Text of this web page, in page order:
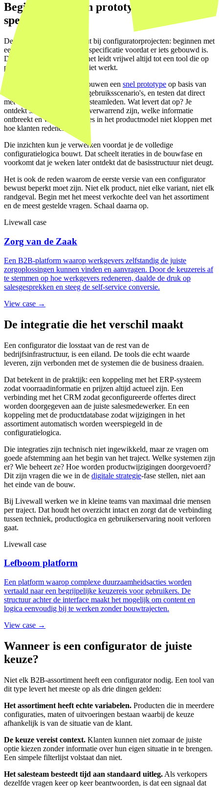
Beginnen met een prototype, niet met een
spec
De meest voorkomende fout bij configuratorprojecten: beginnen met
een uitgebreide functionele specificatie voordat er iets gebouwd is.
Dat lijkt voorzichtig, maar het leidt vrijwel altijd tot een tool die op
papier klopt en in gebruik niet werkt.
Wij beginnen anders. We bouwen een snel prototype op basis van
drie of vier representatieve gebruiksscenario's, en testen dat direct
met echte gebruikers of salesteamleden. Wat levert dat op? Je
ontdekt snel welke stappen verwarrend zijn, welke informatie
ontbreekt en welke aannames in het productmodel niet kloppen met
hoe klanten redeneren.
Die inzichten kun je verwerken voordat je de volledige
configuratielogica bouwt. Dat scheelt iteraties in de bouwfase en
voorkomt dat je weken later ontdekt dat de basisstructuur niet deugt.
Het is ook de reden waarom de eerste versie van een configurator
bewust beperkt moet zijn. Niet elk product, niet elke variant, niet elk
randgeval. Begin met het meest verkochte deel van het assortiment
en de meest gestelde vragen. Schaal daarna op.
Livewall case
Zorg van de Zaak
Een B2B-platform waarop werkgevers zelfstandig de juiste
zorgoplossingen kunnen vinden en aanvragen. Door de keuzereis af
te stemmen op hoe werkgevers redeneren, daalde de druk op
salesgesprekken en steeg de self-service conversie.
View case →
De integratie die het verschil maakt
Een configurator die losstaat van de rest van de
bedrijfsinfrastructuur, is een eiland. De tools die echt waarde
leveren, zijn verbonden met de systemen die de business draaien.
Dat betekent in de praktijk: een koppeling met het ERP-systeem
zodat voorraadinformatie en prijzen altijd actueel zijn. Een
verbinding met het CRM zodat geconfigureerde offertes direct
worden doorgegeven aan de juiste salesmedewerker. En een
koppeling met de productdatabase zodat wijzigingen in het
assortiment automatisch worden weerspiegeld in de
configuratielogica.
Die integraties zijn technisch niet ingewikkeld, maar ze vragen om
goede afstemming aan het begin van het traject. Welke systemen zijn
er? Wie beheert ze? Hoe worden productwijzigingen doorgevoerd?
Dit zijn vragen die we in de digitale strategie-fase stellen, niet aan
het einde van de bouw.
Bij Livewall werken we in kleine teams van maximaal drie mensen
per traject. Dat houdt het overzicht intact en zorgt dat de verbinding
tussen techniek, productlogica en gebruikerservaring nooit verloren
gaat.
Livewall case
Lefboom platform
Een platform waarop complexe duurzaamheidsacties worden
vertaald naar een begrijpelijke keuzereis voor gebruikers. De
structuur achter de interface maakt het mogelijk om content en
logica eenvoudig bij te werken zonder bouwtrajecten.
View case →
Wanneer is een configurator de juiste
keuze?
Niet elk B2B-assortiment heeft een configurator nodig. Een tool van
dit type levert het meeste op als drie dingen gelden:
Het assortiment heeft echte variabelen. Producten die in meerdere
configuraties, maten of uitvoeringen bestaan waarbij de keuze
afhankelijk is van de situatie van de klant.
De keuze vereist context. Klanten kunnen niet zomaar de juiste
optie kiezen zonder informatie over hun eigen situatie in te brengen.
Een simpele filterlijst volstaat dan niet.
Het salesteam besteedt tijd aan standaard uitleg. Als verkopers
dezelfde vragen keer op keer beantwoorden, is dat een signaal dat